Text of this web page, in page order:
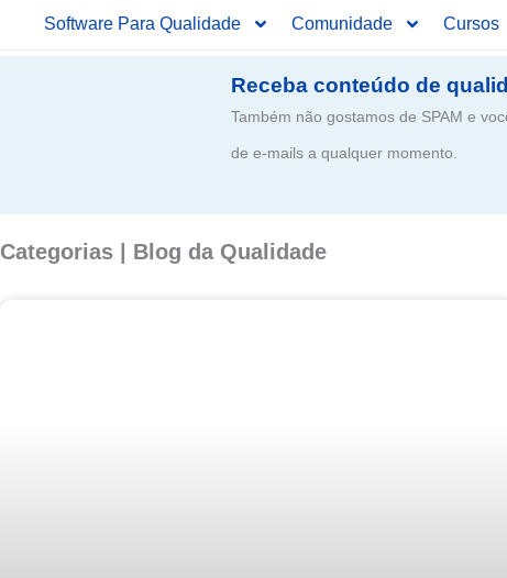
Software Para Qualidade Comunidade Cursos
Receba conteúdo de
Também não gostamos de SPAM e
de e-mails a qualquer momento.
Categorias | Blog da Qualidade